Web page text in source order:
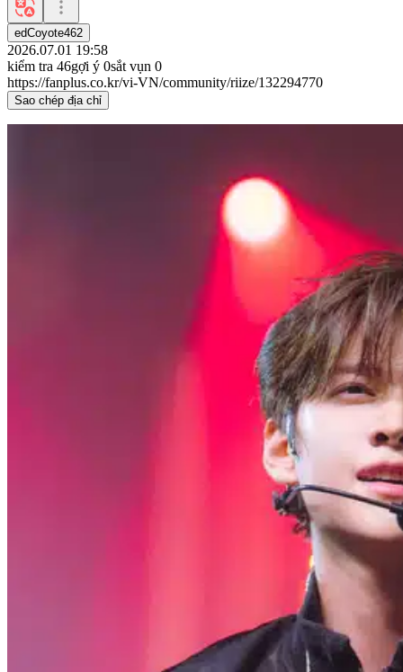
edCoyote462
2026.07.01 19:58
kiểm tra 46gợi ý 0sắt vụn 0
https://fanplus.co.kr/vi-VN/community/riize/132294770
Sao chép địa chỉ